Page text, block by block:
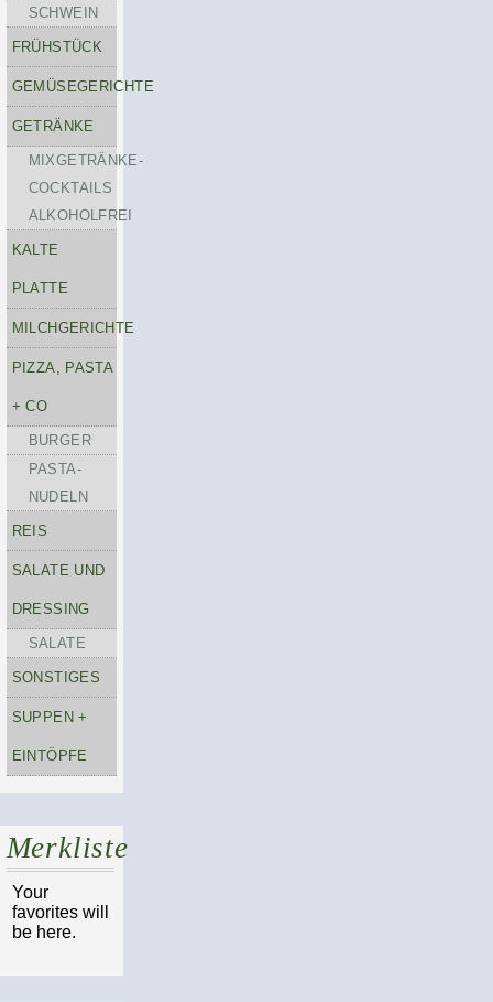
SCHWEIN
FRÜHSTÜCK
GEMÜSEGERICHTE
GETRÄNKE
MIXGETRÄNKE-
COCKTAILS
ALKOHOLFREI
KALTE
PLATTE
MILCHGERICHTE
PIZZA, PASTA
+ CO
BURGER
PASTA-
NUDELN
REIS
SALATE UND
DRESSING
SALATE
SONSTIGES
SUPPEN +
EINTÖPFE
Merkliste
Your
favorites will
be here.